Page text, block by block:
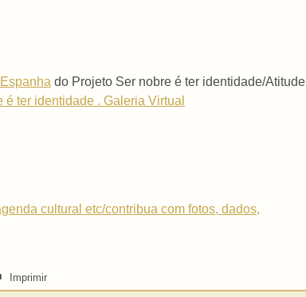
do Projeto Ser nobre é ter identidade/Atitude
ter identidade . Galeria Virtual
cultural etc/contribua com fotos, dados,
Imprimir